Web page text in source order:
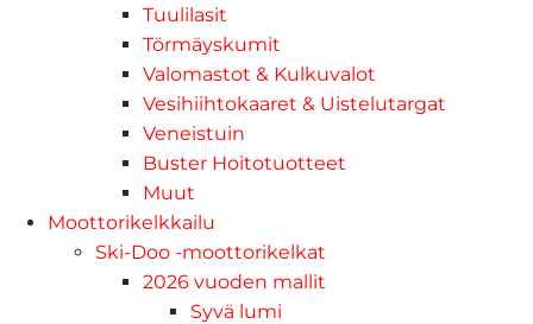
Tuulilasit
Törmäyskumit
Valomastot & Kulkuvalot
Vesihiihtokaaret & Uistelutargat
Veneistuin
Buster Hoitotuotteet
Muut
Moottorikelkkailu
Ski-Doo -moottorikelkat
2026 vuoden mallit
Syvä lumi